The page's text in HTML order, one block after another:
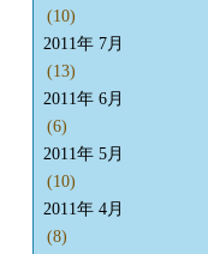
(10)
2011年 7月
(13)
2011年 6月
(6)
2011年 5月
(10)
2011年 4月
(8)